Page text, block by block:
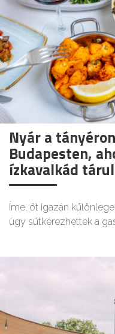
Nyár a
Budapesten,
ízkavalkád
Íme, öt igazán
úgy sütkérezhettek a